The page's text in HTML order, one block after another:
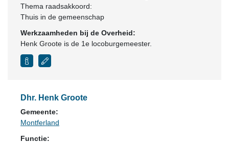
Thema raadsakkoord:
Thuis in de gemeenschap
Werkzaamheden bij de Overheid:
Henk Groote is de 1e locoburgemeester.
Dhr. Henk Groote
Gemeente:
Montferland
Functie: